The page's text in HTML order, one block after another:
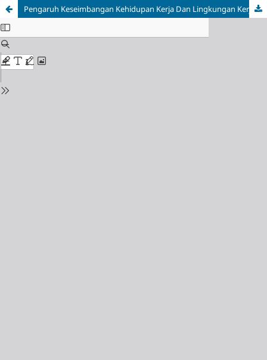
Pengaruh Keseimbangan Kehidupan Kerja Dan Lingkungan Kerja Terhadap Kinerja Pegawai: Peran Kepuasan Kerja Sebagai Intervening Variabel